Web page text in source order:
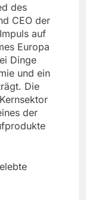
des
CEO der
auf
Europa
Dinge
und ein
Die
der